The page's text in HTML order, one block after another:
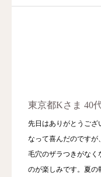
東京都Kさま 40
先日はありがとうござ
なって喜んだのですが
毛穴のザラつきがなく
のが楽しみです。夏の